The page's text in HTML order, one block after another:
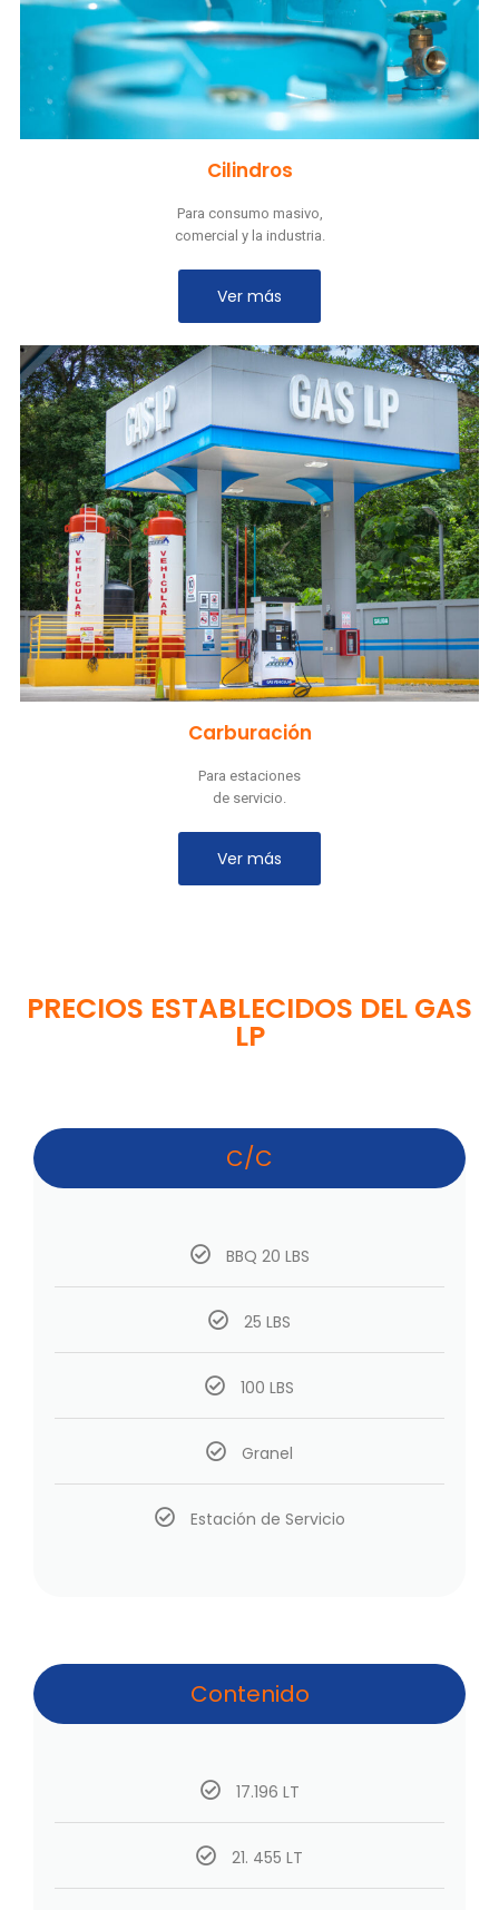
Cilindros
Para consumo masivo,
comercial y la industria.
Ver más
Carburación
Para estaciones
de servicio.
Ver más
PRECIOS ESTABLECIDOS DEL GAS
LP
C/C
BBQ 20 LBS
25 LBS
100 LBS
Granel
Estación de Servicio
Contenido
17.196 LT
21. 455 LT